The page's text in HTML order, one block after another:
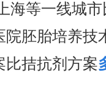
海等一线城
院胚胎培养技
比拮抗剂方案